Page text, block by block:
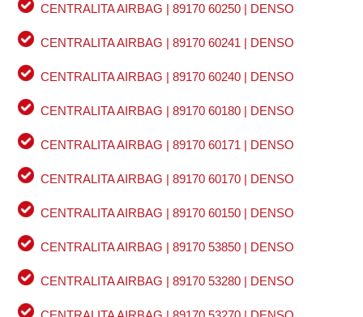
CENTRALITA AIRBAG | 89170 60250 | DENSO
CENTRALITA AIRBAG | 89170 60241 | DENSO
CENTRALITA AIRBAG | 89170 60240 | DENSO
CENTRALITA AIRBAG | 89170 60180 | DENSO
CENTRALITA AIRBAG | 89170 60171 | DENSO
CENTRALITA AIRBAG | 89170 60170 | DENSO
CENTRALITA AIRBAG | 89170 60150 | DENSO
CENTRALITA AIRBAG | 89170 53850 | DENSO
CENTRALITA AIRBAG | 89170 53280 | DENSO